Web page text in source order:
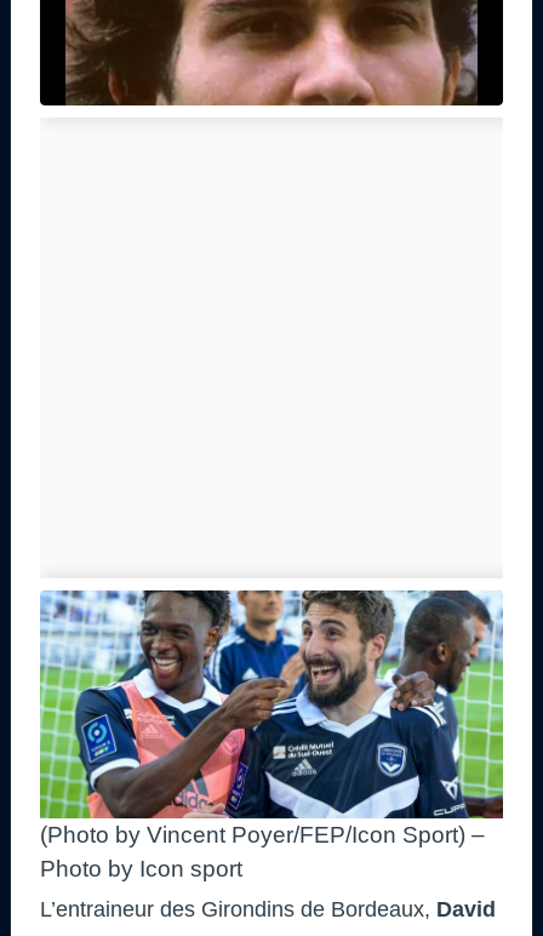
(Photo by Vincent Poyer/FEP/Icon Sport) –
Photo by Icon sport
L’entraineur des Girondins de Bordeaux, David